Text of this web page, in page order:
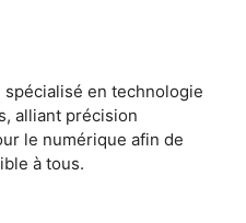
en technologie
alliant précision
le numérique afin de
à tous.